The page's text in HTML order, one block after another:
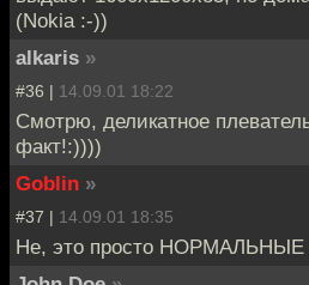
(Nokia :-))
alkaris »
#36 | 14.09.01 18:22
Смотрю, деликатное
факт!:))))
Goblin »
#37 | 14.09.01 18:35
Не, это просто НОРМАЛЬНЫЕ